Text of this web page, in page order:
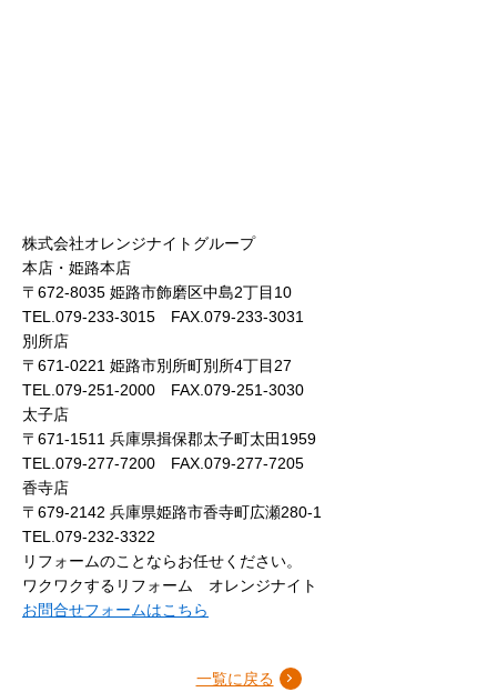
株式会社オレンジナイトグループ
本店・姫路本店
〒672-8035 姫路市飾磨区中島2丁目10
TEL.079-233-3015 FAX.079-233-3031
別所店
〒671-0221 姫路市別所町別所4丁目27
TEL.079-251-2000 FAX.079-251-3030
太子店
〒671-1511 兵庫県揖保郡太子町太田1959
TEL.079-277-7200 FAX.079-277-7205
香寺店
〒679-2142 兵庫県姫路市香寺町広瀬280-1
TEL.079-232-3322
リフォームのことならお任せください。
ワクワクするリフォーム オレンジナイト
お問合せフォームはこちら
一覧に戻る